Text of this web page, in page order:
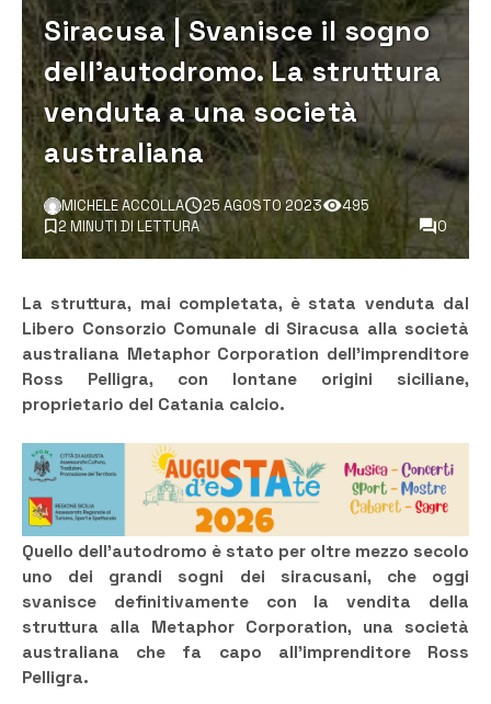
Siracusa | Svanisce il sogno
dell’autodromo. La struttura
venduta a una società
australiana
MICHELE ACCOLLA 25 AGOSTO 2023
495
2 MINUTI DI LETTURA
0
La struttura, mai completata, è stata venduta dal
Libero Consorzio Comunale di Siracusa alla società
australiana Metaphor Corporation dell’imprenditore
Ross Pelligra, con lontane origini siciliane,
proprietario del Catania calcio.
Quello dell’autodromo è stato per oltre mezzo secolo
uno dei grandi sogni dei siracusani, che oggi
svanisce definitivamente con la vendita della
struttura alla Metaphor Corporation, una società
australiana che fa capo all’imprenditore Ross
Pelligra.